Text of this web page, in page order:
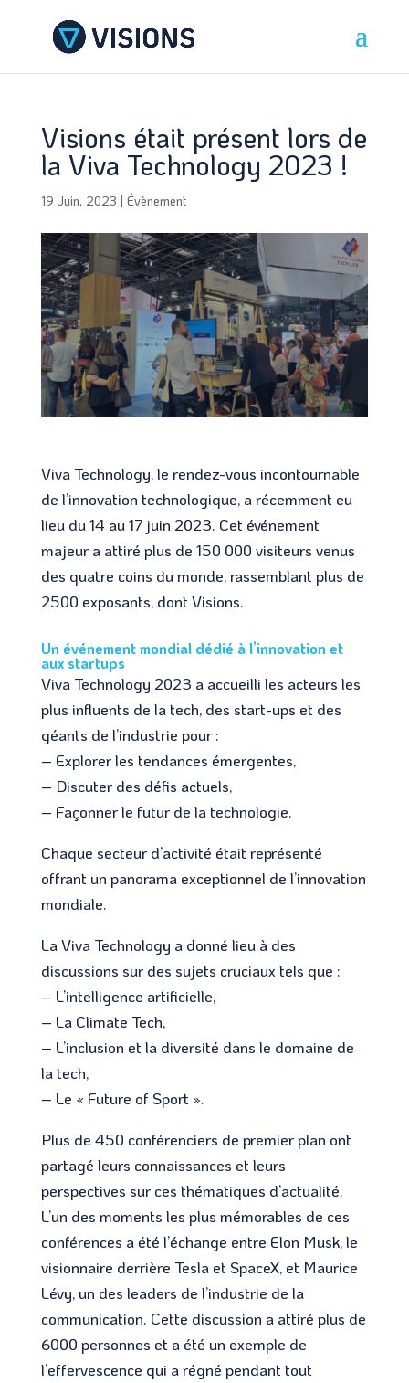
Visions était présent lors de
la Viva Technology 2023 !
19 Juin, 2023 | Évènement
Viva Technology, le rendez-vous incontournable
de l’innovation technologique, a récemment eu
lieu du 14 au 17 juin 2023. Cet événement
majeur a attiré plus de 150 000 visiteurs venus
des quatre coins du monde, rassemblant plus de
2500 exposants, dont Visions.
Un événement mondial dédié à l’innovation et
aux startups
Viva Technology 2023 a accueilli les acteurs les
plus influents de la tech, des start-ups et des
géants de l’industrie pour :
– Explorer les tendances émergentes,
– Discuter des défis actuels,
– Façonner le futur de la technologie.
Chaque secteur d’activité était représenté
offrant un panorama exceptionnel de l’innovation
mondiale.
La Viva Technology a donné lieu à des
discussions sur des sujets cruciaux tels que :
– L’intelligence artificielle,
– La Climate Tech,
– L’inclusion et la diversité dans le domaine de
la tech,
– Le « Future of Sport ».
Plus de 450 conférenciers de premier plan ont
partagé leurs connaissances et leurs
perspectives sur ces thématiques d’actualité.
L’un des moments les plus mémorables de ces
conférences a été l’échange entre Elon Musk, le
visionnaire derrière Tesla et SpaceX, et Maurice
Lévy, un des leaders de l’industrie de la
communication. Cette discussion a attiré plus de
6000 personnes et a été un exemple de
l’effervescence qui a régné pendant tout